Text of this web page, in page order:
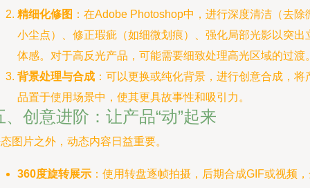
精细化修图 ：在Adobe Photoshop中，进行深度清洁（去除
小尘点）、修正瑕疵（如细微划痕）、强化局部光影以突出
体感。对于高反光产品，可能需要细致处理高光区域的过渡
背景处理与合成 ：可以更换或纯化背景，进行创意合成，将
品置于使用场景中，使其更具故事性和吸引力。
、创意进阶：让产品“动”起来
图片之外，动态内容日益重要。
360度旋转展示 ：使用转盘逐帧拍摄，后期合成GIF或视频